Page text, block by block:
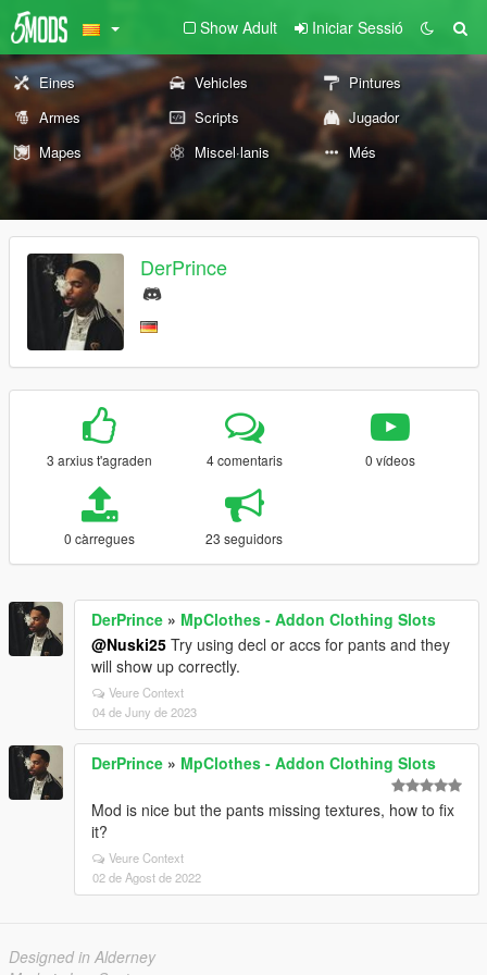
Show Adult Iniciar Sessió
Eines Vehicles
Pintures
Armes
Scripts
Jugador
Mapes
Miscel·lanis Més
DerPrince
3 arxius t'agraden 4 comentaris 0 vídeos
0 càrregues 23 seguidors
DerPrince » MpClothes - Addon Clothing Slots
@Nuski25 Try using decl or accs for pants and they
will show up correctly.
Veure Context
04 de Juny de 2023
DerPrince » MpClothes - Addon Clothing Slots
Mod is nice but the pants missing textures, how to fix
it?
Veure Context
02 de Agost de 2022
Designed in Alderney